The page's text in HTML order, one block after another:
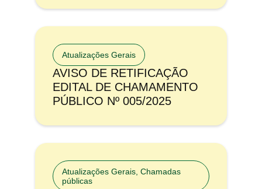
Atualizações Gerais
AVISO DE RETIFICAÇÃO
EDITAL DE CHAMAMENTO
PÚBLICO Nº 005/2025
Atualizações Gerais Chamadas
públicas